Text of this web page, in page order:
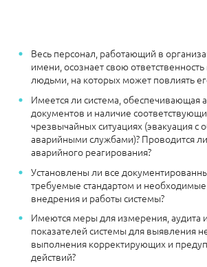
Весь персонал, работающий в
имени, осознает свою
людьми, на которых может повлиять
Имеется ли система, обеспечивающая
документов и наличие
чрезвычайных ситуациях (эвакуация с
аварийными службами)? Проводится
аварийного реагирования?
Установлены ли все
требуемые стандартом и
внедрения и работы системы?
Имеются меры для измерения, аудита
показателей системы для выявления
выполнения корректирующих и
действий?